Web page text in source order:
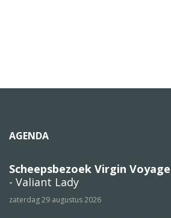
AGENDA
Scheepsbezoek Virgin
- Valiant Lady
zaterdag 29 augustus 2026